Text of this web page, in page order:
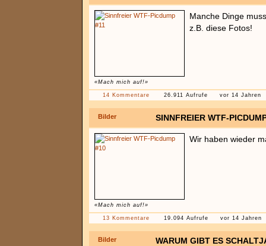
«Mach mich auf!»
Manche Dinge
z.B. diese Fotos!
14 Kommentare 26.911 Aufrufe vor 14 Jahren
Bilder SINNFREIER WTF-
«Mach mich auf!»
Wir haben wieder
13 Kommentare 19.094 Aufrufe vor 14 Jahren
Bilder WARUM GIBT ES